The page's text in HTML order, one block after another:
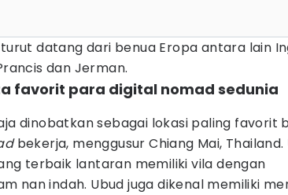
datang dari benua Eropa antara lain
dan Jerman.
favorit para digital nomad sedunia
dinobatkan sebagai lokasi paling favorit
bekerja, menggusur Chiang Mai, Thailand.
terbaik lantaran memiliki vila dengan
nan indah. Ubud juga dikenal memiliki